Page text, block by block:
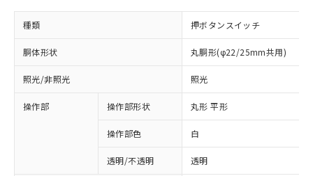
種類 押ボタンスイッチ
胴体形状 丸胴形(φ22/25mm共用)
照光/非照光 照光
操作部 操作部形状 丸形 平形
操作部色 白
透明/不透明 透明